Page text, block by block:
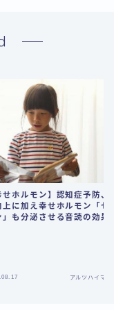
せホルモン】認知症予防、
上に加え幸せホルモン「セ
」も分泌させる音読の効果
アルツハイマ